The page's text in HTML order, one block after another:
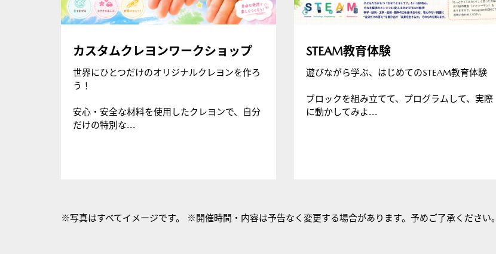
カスタムクレヨンワークショップ
世界にひとつだけのオリジナルクレヨンを作ろ
う！
安心・安全な材料を使用したクレヨンで、自分
だけの特別な...
STEAM教育体験
遊びながら学ぶ、はじめてのSTEAM教育体験
ブロックを組み立てて、プログラムして、実際
に動かしてみよ...
※写真はすべてイメージです。 ※開催時間・内容は予告なく変更する場合があります。予めご了承ください。